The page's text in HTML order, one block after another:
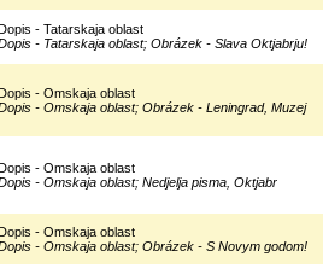
- Tatarskaja oblast
- Tatarskaja oblast; Obrázek - Slava Oktjabrju!
- Omskaja oblast
- Omskaja oblast; Obrázek - Leningrad, Muzej
- Omskaja oblast
- Omskaja oblast; Nedjelja pisma, Oktjabr
- Omskaja oblast
- Omskaja oblast; Obrázek - S Novym godom!